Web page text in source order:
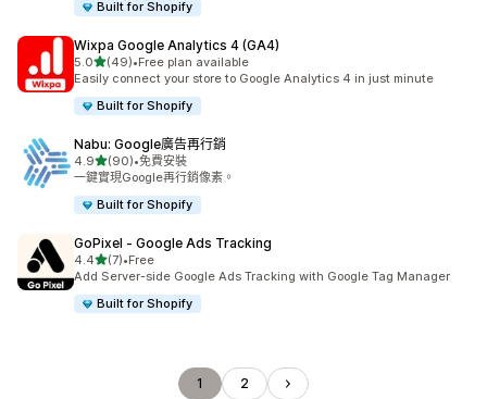
Built for Shopify
Wixpa Google Analytics 4 (GA4)
5.0滿分 5 顆星
(49)
共有 49 則評價
•Free plan available
Easily connect your store to Google Analytics 4 in just minute
Built for Shopify
Nabu: Google廣告再行銷
4.9滿分 5 顆星
(90)
共有 90 則評價
•免費安裝
一鍵實現Google再行銷像素。
Built for Shopify
GoPixel ‑ Google Ads Tracking
4.4滿分 5 顆星
(7)
共有 7 則評價
•Free
Add Server-side Google Ads Tracking with Google Tag Manager
Built for Shopify
1 2